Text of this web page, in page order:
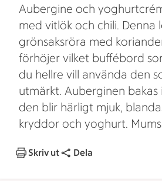
Aubergine och
med vitlök och chili. Denna
grönsaksröra med
förhöjer vilket buffébord
du hellre vill använda den
utmärkt. Auberginen bakas
den blir härligt mjuk,
kryddor och yoghurt.
Skriv ut Dela